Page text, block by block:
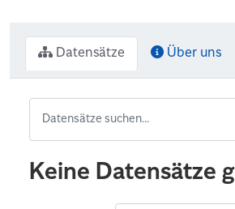
Datensätze Über uns
Keine Datensätze